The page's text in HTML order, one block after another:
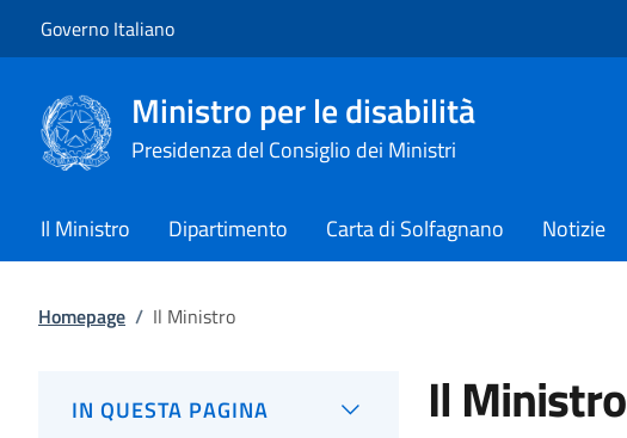
Governo Italiano
Ministro per le disabilità
Presidenza del Consiglio dei Ministri
Il Ministro Dipartimento Carta di Solfagnano Notizie
Homepage / Il Ministro
IN QUESTA PAGINA Il Ministro